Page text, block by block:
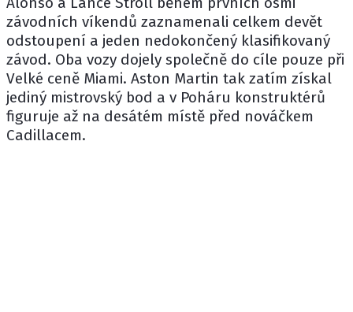
závodních víkendů zaznamenali celkem devět
odstoupení a jeden nedokončený klasifikovaný
závod. Oba vozy dojely společně do cíle pouze při
Velké ceně Miami. Aston Martin tak zatím získal
jediný mistrovský bod a v Poháru konstruktérů
figuruje až na desátém místě před nováčkem
Cadillacem.